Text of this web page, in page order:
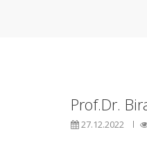
Prof.Dr.
27.12.2022